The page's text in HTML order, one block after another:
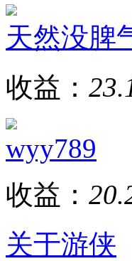
天然没脾
收益：
wyy789
收益：
关于游侠